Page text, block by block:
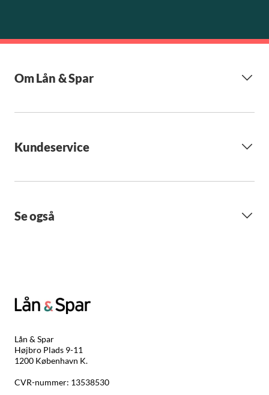
Om Lån & Spar
Kundeservice
Se også
Lån & Spar
Højbro Plads 9-11
1200 København K.
CVR-nummer: 13538530